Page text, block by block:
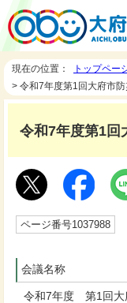
現在の位置： トップペー
> 令和7年度第1回大府市
令和7年度第1回
ページ番号1037988
会議名称
令和7年度 第1回大